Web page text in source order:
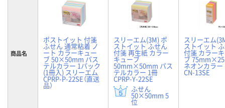
商品名
ポストイット 付箋
ふせん 通常粘着 ノ
ート カラーキュー
ブ 50×50mm パス
テルカラー 1パック
(1冊入) スリーエム
CPRP-P-22SE（直送
品）
スリーエム(3M) ポ
ストイット ふせん
付箋 再生紙 カラー
キューブ
50mm×50mm パス
テルカラー 1冊
CPRP-Y-22SE
ふせん
50×50mm 5
位
スリーエム
ストイット
付箋 カラー
ブ
ネオンカラー
CN-13SE